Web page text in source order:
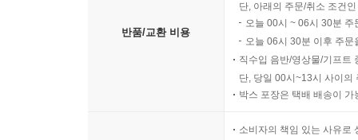
반품/교환 비용
단, 아래의 주문/취소 조건
오늘 00시 ~ 06시 30분
오늘 06시 30분 이후 주
직수입 음반/영상물/기프트
단, 당일 00시~13시 사이의
박스 포장은 택배 배송이
소비자의 책임 있는 사유로